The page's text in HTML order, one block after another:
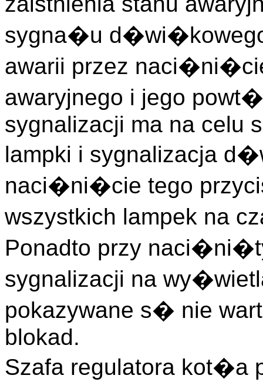
sygna�u
awarii przez
awaryjnego i jego
sygnalizacji ma na celu
lampki i sygnalizacja
naci�ni�cie tego
wszystkich lampek na
Ponadto przy
sygnalizacji na
pokazywane s� nie
blokad.
Szafa regulatora kot�a